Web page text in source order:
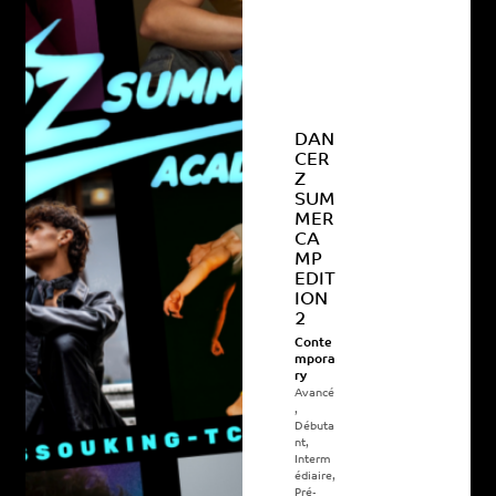
DAN
CER
Z
SUM
MER
CA
MP
EDIT
ION
2
Conte
mpora
ry
Avancé
,
Débuta
nt,
Interm
édiaire,
Pré-